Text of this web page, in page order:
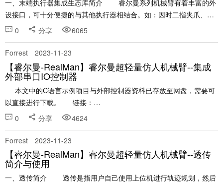
一、末端执行器集成生态库简介 睿尔曼系列机械臂有着丰富的外
设接口，可十分便捷的与其他执行器相结合。如：因时二指夹爪、因
时五指灵巧手、知行灵巧手、大寰夹爪、钧舵吸盘等。 ......
0 分享 6065
Forrest 2023-11-23
【睿尔曼-RealMan】睿尔曼超轻量仿人机械臂--集成
外部串口IO控制器
本文中的C语言示例项目与外部控制器资料已存放至网盘，需要可
以直接进行下载。 链接：
https://pan.baidu.com/s/1xPAf5AajKaM......
0 分享 4624
Forrest 2023-11-23
【睿尔曼-RealMan】睿尔曼超轻量仿人机械臂--透传
简介与使用
一、透传简介 透传是指用户自己使用上位机进行轨迹规划，然后